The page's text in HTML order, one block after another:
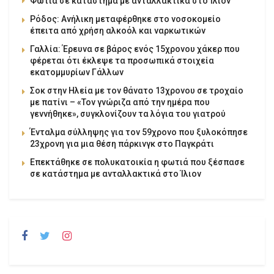
Ρόδος: Ανήλικη μεταφέρθηκε στο νοσοκομείο
έπειτα από χρήση αλκοόλ και ναρκωτικών
Γαλλία: Έρευνα σε βάρος ενός 15χρονου χάκερ που
φέρεται ότι έκλεψε τα προσωπικά στοιχεία
εκατομμυρίων Γάλλων
Σοκ στην Ηλεία με τον θάνατο 13χρονου σε τροχαίο
με πατίνι – «Τον γνώριζα από την ημέρα που
γεννήθηκε», συγκλονίζουν τα λόγια του γιατρού
Ένταλμα σύλληψης για τον 59χρονο που ξυλοκόπησε
23χρονη για μια θέση πάρκινγκ στο Παγκράτι
Επεκτάθηκε σε πολυκατοικία η φωτιά που ξέσπασε
σε κατάστημα με ανταλλακτικά στο Ίλιον